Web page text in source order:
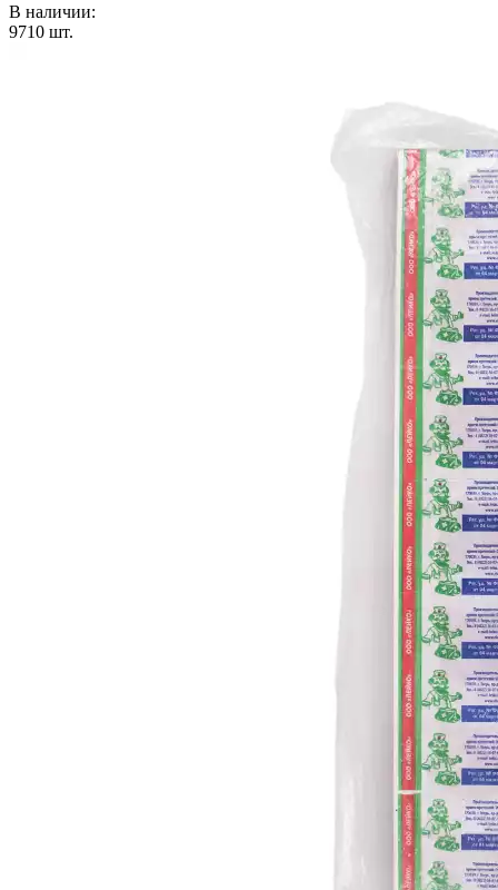
В наличии:
9710 шт.